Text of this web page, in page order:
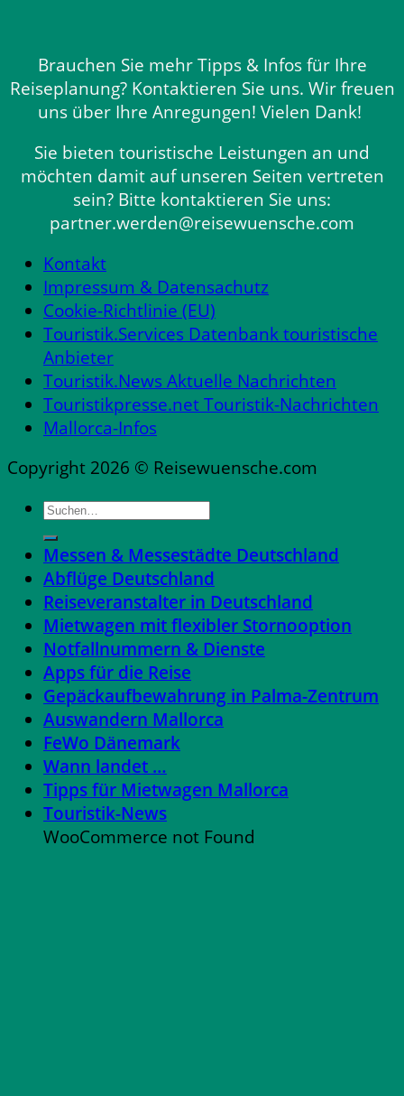
Brauchen Sie mehr Tipps & Infos für Ihre
Reiseplanung? Kontaktieren Sie uns. Wir freuen
uns über Ihre Anregungen! Vielen Dank!
Sie bieten touristische Leistungen an und
möchten damit auf unseren Seiten vertreten
sein? Bitte kontaktieren Sie uns:
partner.werden@reisewuensche.com
Kontakt
Impressum & Datensachutz
Cookie-Richtlinie (EU)
Touristik.Services Datenbank touristische
Anbieter
Touristik.News Aktuelle Nachrichten
Touristikpresse.net Touristik-Nachrichten
Mallorca-Infos
Copyright 2026 © Reisewuensche.com
Messen & Messestädte Deutschland
Abflüge Deutschland
Reiseveranstalter in Deutschland
Mietwagen mit flexibler Stornooption
Notfallnummern & Dienste
Apps für die Reise
Gepäckaufbewahrung in Palma-Zentrum
Auswandern Mallorca
FeWo Dänemark
Wann landet …
Tipps für Mietwagen Mallorca
Touristik-News
WooCommerce not Found